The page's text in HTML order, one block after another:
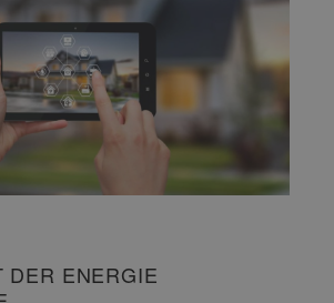
DER ENERGIE